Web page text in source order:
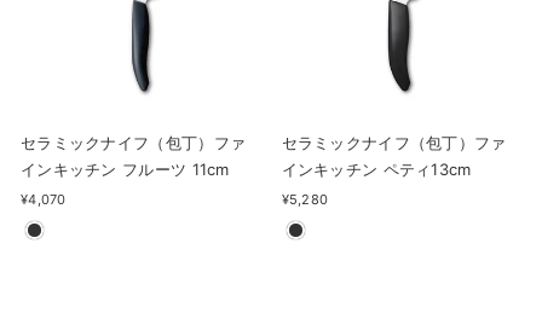
セラミックナイフ（包丁）ファ
インキッチン フルーツ 11cm
¥4,070
セラミックナイフ（包丁）ファ
インキッチン ペティ13cm
¥5,280